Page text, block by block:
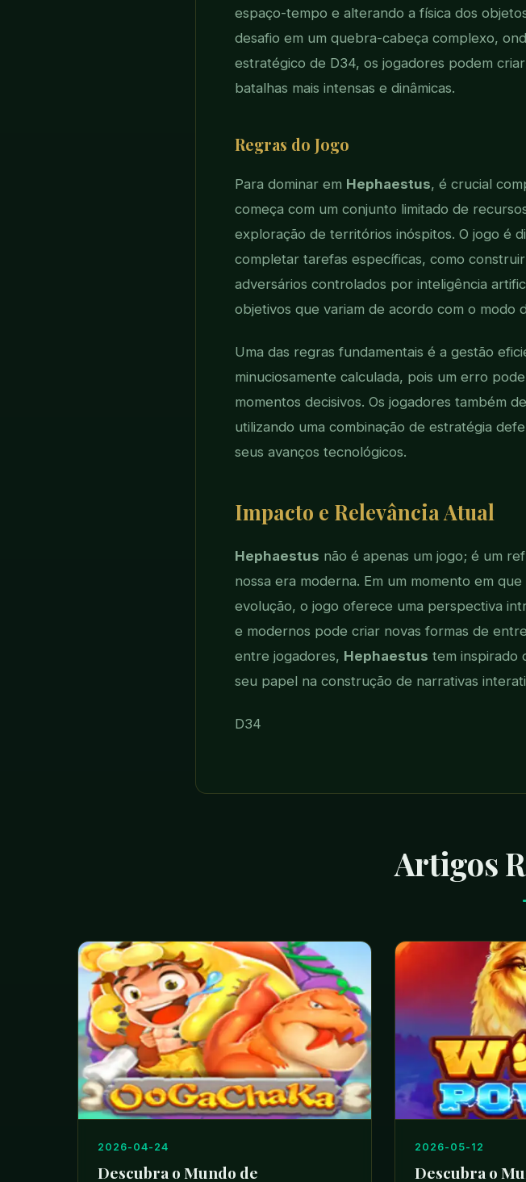
espaço-tempo e alterando a física dos
desafio em um quebra-cabeça complexo,
estratégico de D34, os jogadores podem
batalhas mais intensas e dinâmicas.
Regras do Jogo
Para dominar em Hephaestus, é crucial
começa com um conjunto limitado de
exploração de territórios inóspitos. O jogo é
completar tarefas específicas, como
adversários controlados por inteligência
objetivos que variam de acordo com o modo
Uma das regras fundamentais é a gestão
minuciosamente calculada, pois um erro
momentos decisivos. Os jogadores também
utilizando uma combinação de estratégia
seus avanços tecnológicos.
Impacto e Relevância Atual
Hephaestus não é apenas um jogo; é um
nossa era moderna. Em um momento em
evolução, o jogo oferece uma perspectiva
e modernos pode criar novas formas de
entre jogadores, Hephaestus tem inspirado
seu papel na construção de narrativas
D34
Artigos
2026-04-24
Descubra o Mundo de
2026-05-12
Descubra o